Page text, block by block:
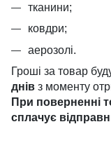
тканини;
ковдри;
аерозолі.
Гроші за товар
днів з моменту
При поверненні
сплачує